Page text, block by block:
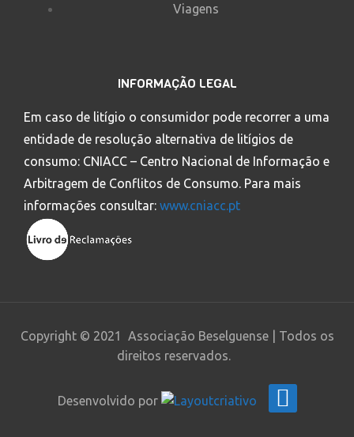
Viagens
INFORMAÇÃO LEGAL
Em caso de litígio o consumidor pode recorrer a uma
entidade de resolução alternativa de litígios de
consumo: CNIACC – Centro Nacional de Informação e
Arbitragem de Conflitos de Consumo. Para mais
informações consultar: www.cniacc.pt
Copyright © 2021 Associação Beselguense | Todos os
direitos reservados.
Desenvolvido por